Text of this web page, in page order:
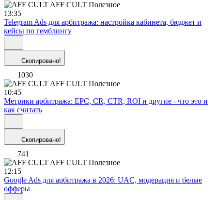
AFF CULT Полезное
13:35
Telegram Ads для арбитража: настройка кабинета, бюджет и
кейсы по гемблингу
Скопировано!
1030
AFF CULT Полезное
10:45
Метрики арбитража: EPC, CR, CTR, ROI и другие - что это и
как считать
Скопировано!
741
AFF CULT Полезное
12:15
Google Ads для арбитража в 2026: UAC, модерация и белые
офферы